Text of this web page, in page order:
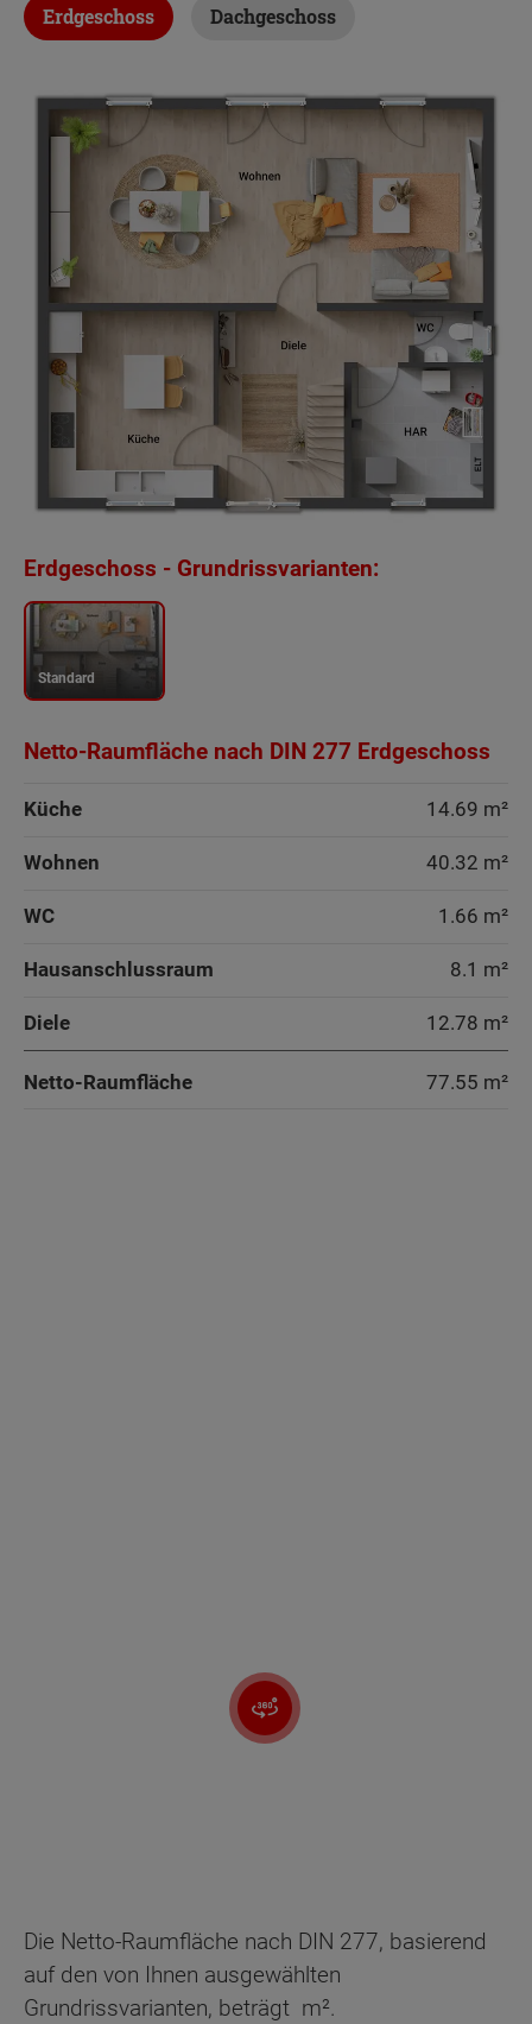
Erdgeschoss Dachgeschoss
Erdgeschoss - Grundrissvarianten:
Standard
Netto-Raumfläche nach DIN 277 Erdgeschoss
Küche 14.69 m²
Wohnen 40.32 m²
WC 1.66 m²
Hausanschlussraum 8.1 m²
Diele 12.78 m²
Netto-Raumfläche 77.55 m²
Die Netto-Raumfläche nach DIN 277, basierend
auf den von Ihnen ausgewählten
Grundrissvarianten, beträgt m².